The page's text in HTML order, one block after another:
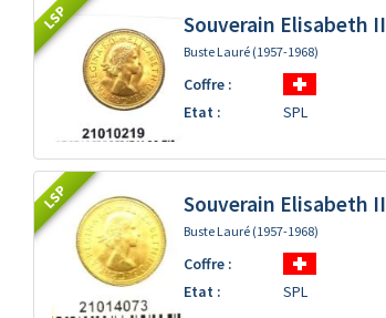
LSP Souverain Elisabeth II
Buste Lauré (1957-1968)
Coffre :
Etat :
SPL
LSP Souverain Elisabeth II
Buste Lauré (1957-1968)
Coffre :
Etat :
SPL